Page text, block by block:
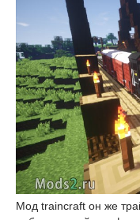
Мод traincraft он же